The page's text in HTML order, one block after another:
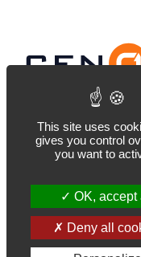
CENOV
Le Club
association de
le territoire du
l’accueil de
This site uses
gives you control
you want to
OK, accept
Deny all